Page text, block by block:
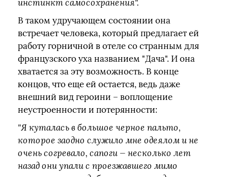
инстинкт самосохранения".
В таком удручающем состоянии она
встречает человека, который предлагает ей
работу горничной в отеле со странным для
французского уха названием "Дача". И она
хватается за эту возможность. В конце
концов, что еще ей остается, ведь даже
внешний вид героини – воплощение
неустроенности и потерянности:
"Я куталась в большое черное пальто,
которое заодно служило мне одеялом и не
очень согревало, сапоги — несколько лет
назад они упали с проезжавшего мимо